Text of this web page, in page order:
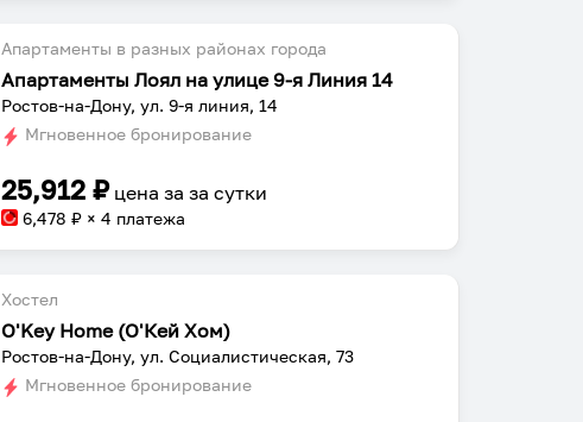
Апартаменты в разных районах города
Апартаменты Лоял на улице 9-я Линия 14
Ростов-на-Дону, ул. 9-я линия, 14
Мгновенное бронирование
25,912 ₽ цена заза сутки
6,478 ₽ × 4 платежа
Хостел
O'Key Home (О'Кей Хом)
Ростов-на-Дону, ул. Социалистическая, 73
Мгновенное бронирование